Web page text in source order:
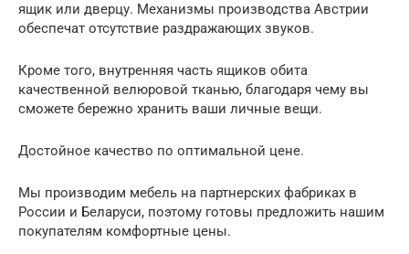
ящик или дверцу. Механизмы производства Австрии
обеспечат отсутствие раздражающих звуков.
Кроме того, внутренняя часть ящиков обита
качественной велюровой тканью, благодаря чему вы
сможете бережно хранить ваши личные вещи.
Достойное качество по оптимальной цене.
Мы производим мебель на партнерских фабриках в
России и Беларуси, поэтому готовы предложить нашим
покупателям комфортные цены.